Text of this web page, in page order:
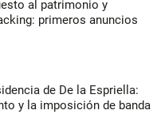
al patrimonio y
primeros anuncios
de De la Espriella:
y la imposición de banda